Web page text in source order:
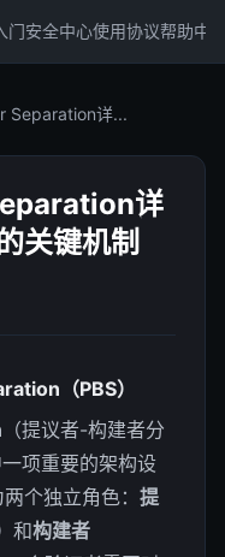
门安全中心使用协议帮助中
Separation详...
详
关键机制
（PBS）
（提议者-构建者分
项重要的架构设
个独立角色： 提
和构建者